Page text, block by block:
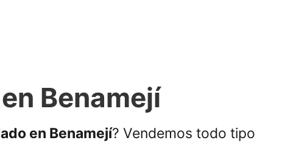
Benamejí
en Benamejí? Vendemos todo tipo